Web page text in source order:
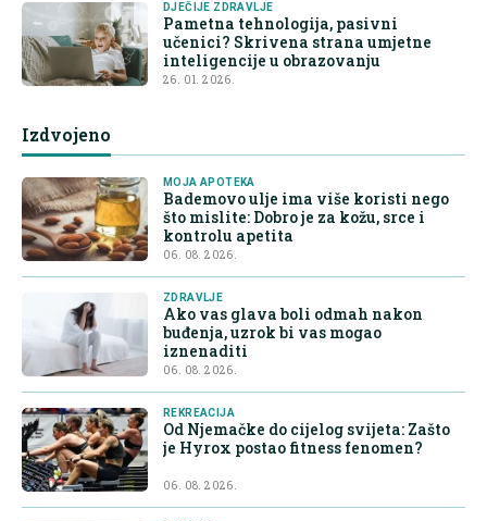
DJEČIJE ZDRAVLJE
Pametna tehnologija, pasivni
učenici? Skrivena strana umjetne
inteligencije u obrazovanju
26. 01. 2026.
Izdvojeno
MOJA APOTEKA
Bademovo ulje ima više koristi nego
što mislite: Dobro je za kožu, srce i
kontrolu apetita
06. 08. 2026.
ZDRAVLJE
Ako vas glava boli odmah nakon
buđenja, uzrok bi vas mogao
iznenaditi
06. 08. 2026.
REKREACIJA
Od Njemačke do cijelog svijeta: Zašto
je Hyrox postao fitness fenomen?
06. 08. 2026.